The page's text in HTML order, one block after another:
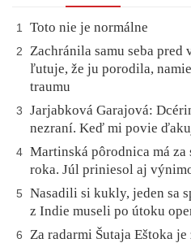
1 Toto nie je normálne
2
Zachránila samu seba
ľutuje, že ju porodila,
traumu
3
Jarjabková Garajová:
nezraní. Keď mi povie
4 Martinská pôrodnica má za
roka. Júl priniesol aj
5
Nasadili si kukly, jeden sa
z Indie museli po útoku
6
Za radarmi Šutaja Eštoka